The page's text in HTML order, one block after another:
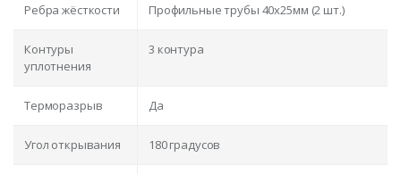
Ребра жёсткости Профильные трубы 40х25мм (2 шт.)
Контуры
уплотнения
3 контура
Терморазрыв Да
Угол открывания 180 градусов